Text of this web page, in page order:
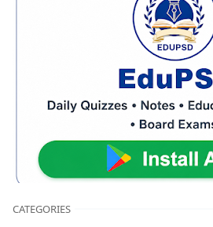
CATEGORIES